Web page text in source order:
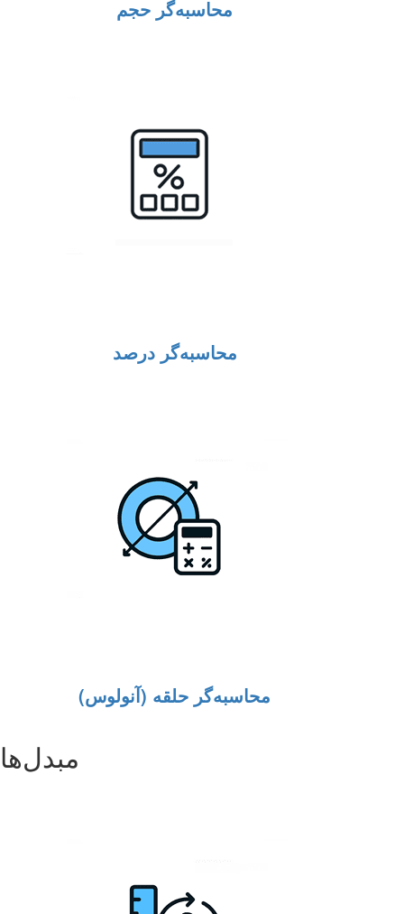
محاسبه‌گر حجم
محاسبه‌گر درصد
محاسبه‌گر حلقه (آنولوس)
مبدل‌ها